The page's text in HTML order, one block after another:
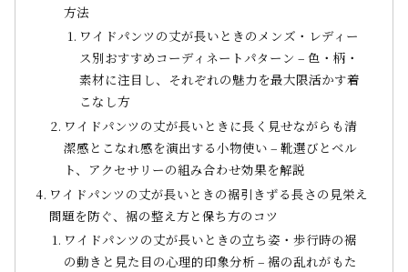
方法
ワイドパンツの丈が長いときのメンズ・レディー
ス別おすすめコーディネートパターン – 色・柄・
素材に注目し、それぞれの魅力を最大限活かす着
こなし方
ワイドパンツの丈が長いときに長く見せながらも清
潔感とこなれ感を演出する小物使い – 靴選びとベル
ト、アクセサリーの組み合わせ効果を解説
ワイドパンツの丈が長いときの裾引きずる長さの見栄え
問題を防ぐ、裾の整え方と保ち方のコツ
ワイドパンツの丈が長いときの立ち姿・歩行時の裾
の動きと見た目の心理的印象分析 – 裾の乱れがもた